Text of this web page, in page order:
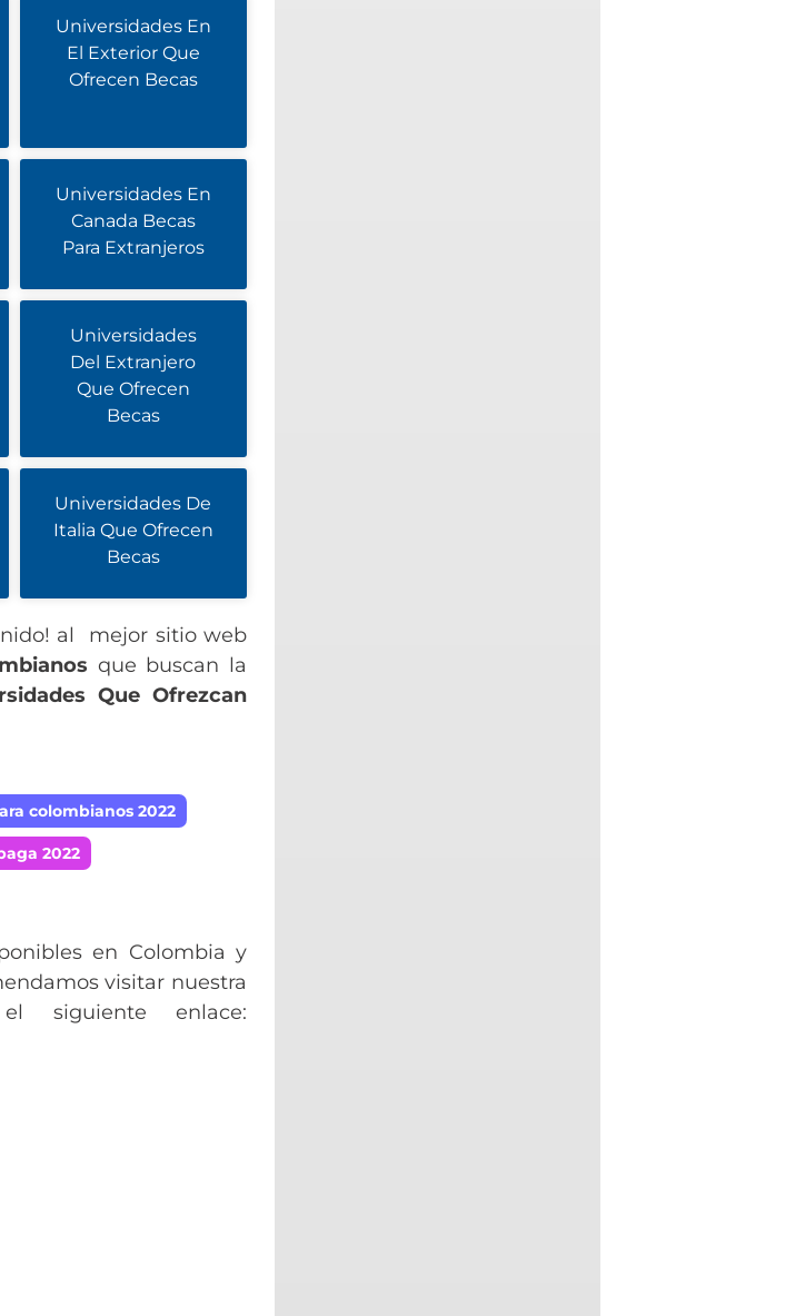
Universidades En
El Exterior Que
Ofrecen Becas
Universidades En
Canada Becas
Para Extranjeros
Universidades
Del Extranjero
Que Ofrecen
Becas
Universidades De
Italia Que Ofrecen
Becas
al mejor sitio web
que buscan la
Que Ofrezcan
colombianos 2022
2022
en Colombia y
visitar nuestra
siguiente enlace: